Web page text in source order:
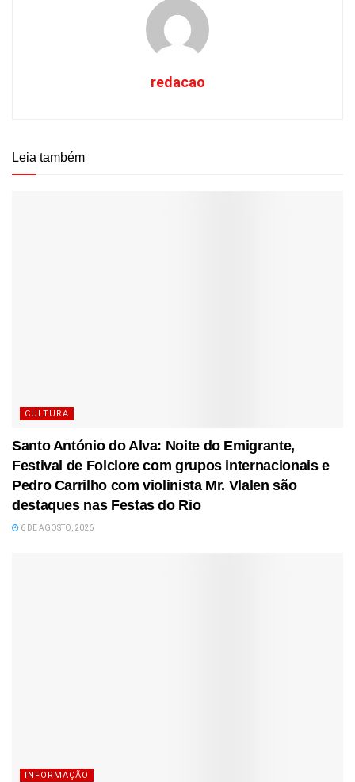
redacao
Leia também
CULTURA
Santo António do Alva: Noite do Emigrante,
Festival de Folclore com grupos internacionais e
Pedro Carrilho com violinista Mr. Vlalen são
destaques nas Festas do Rio
6 DE AGOSTO, 2026
INFORMAÇÃO